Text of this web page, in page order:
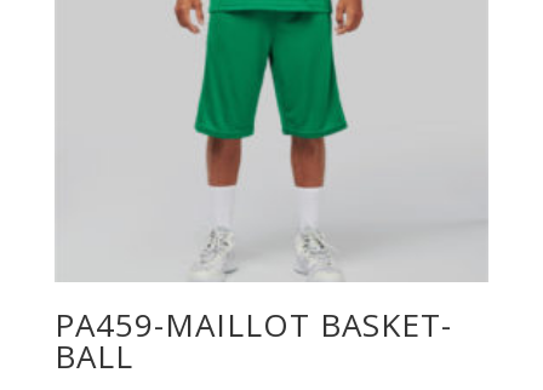
PA459-MAILLOT BASKET-
BALL